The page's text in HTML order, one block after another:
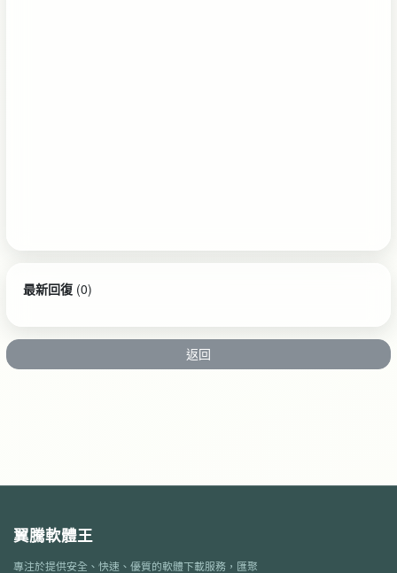
最新回復(0)
返回
翼騰軟體王
專注於提供安全、快速、優質的軟體下載服務，匯聚